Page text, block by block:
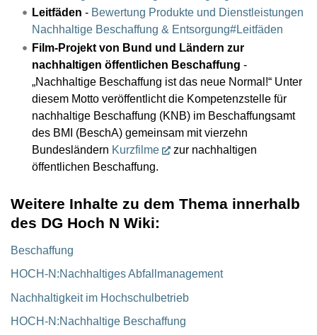
Leitfäden - Bewertung Produkte und Dienstleistungen
Nachhaltige Beschaffung & Entsorgung#Leitfäden
Film-Projekt von Bund und Ländern zur
nachhaltigen öffentlichen Beschaffung -
„Nachhaltige Beschaffung ist das neue Normal!“ Unter
diesem Motto veröffentlicht die Kompetenzstelle für
nachhaltige Beschaffung (KNB) im Beschaffungsamt
des BMI (BeschA) gemeinsam mit vierzehn
Bundesländern Kurzfilme
zur nachhaltigen
öffentlichen Beschaffung.
Weitere Inhalte zu dem Thema innerhalb
des DG Hoch N Wiki:
Beschaffung
HOCH-N:Nachhaltiges Abfallmanagement
Nachhaltigkeit im Hochschulbetrieb
HOCH-N:Nachhaltige Beschaffung